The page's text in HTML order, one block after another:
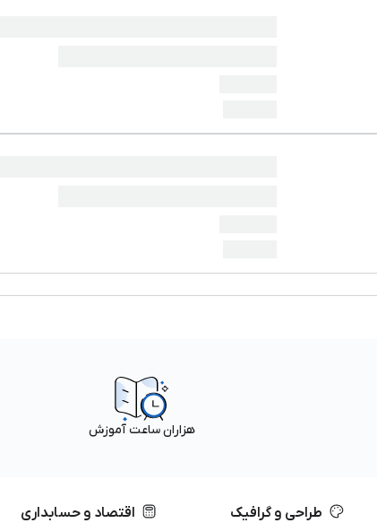
هزاران ساعت آموزش
طراحی و گرافیک اقتصاد و حسابداری